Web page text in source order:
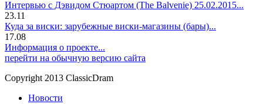
Интервью с Дэвидом Стюартом (The Balvenie) 25.02.2015...
23.11
Куда за виски: зарубежные виски-магазины (бары)...
17.08
Информация о проекте...
перейти на обычную версию сайта
Copyright 2013 ClassicDram
Новости